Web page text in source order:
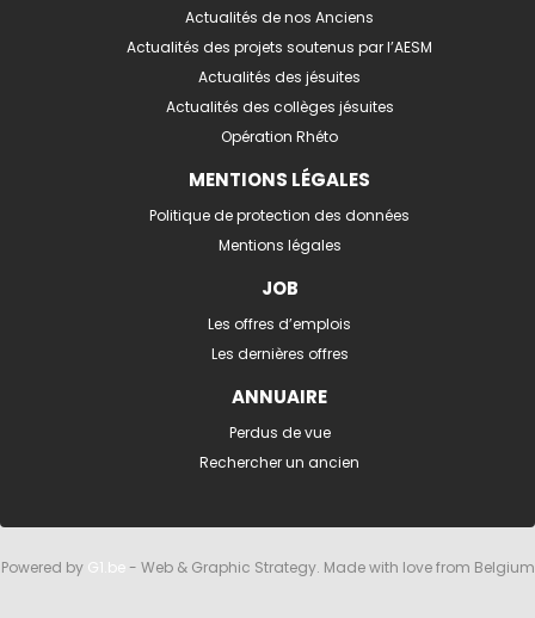
Actualités de nos Anciens
Actualités des projets soutenus par l’AESM
Actualités des jésuites
Actualités des collèges jésuites
Opération Rhéto
MENTIONS LÉGALES
Politique de protection des données
Mentions légales
JOB
Les offres d’emplois
Les dernières offres
ANNUAIRE
Perdus de vue
Rechercher un ancien
Powered by G1.be- Web & Graphic Strategy. Made with love from Belgium